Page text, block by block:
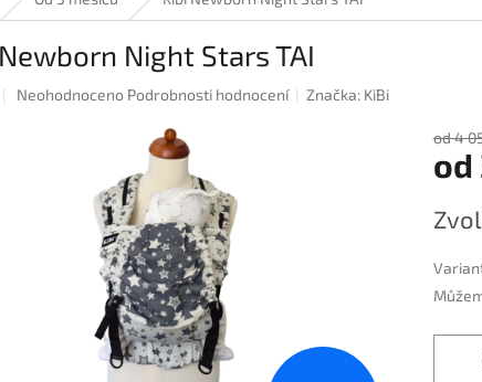
Night Stars TAI
Průměrné
Neohodnoceno Podrobnosti hodnocení Značka: KiBi
od 4
od
cena: